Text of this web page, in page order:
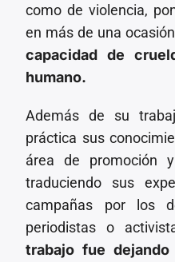
como de violencia,
en más de una
capacidad de
humano.
Además de su
práctica sus
área de promoción
traduciendo sus
campañas por los
periodistas o
trabajo fue